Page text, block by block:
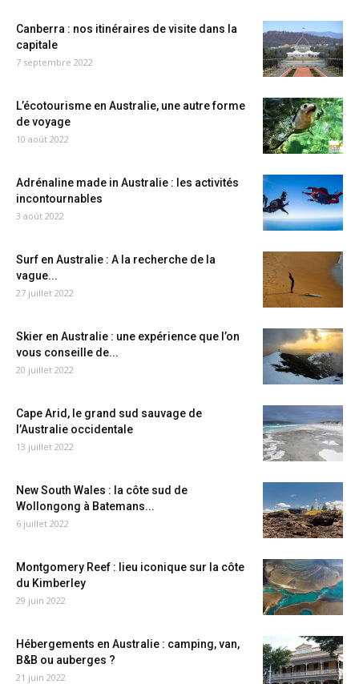
Canberra : nos itinéraires de visite dans la
capitale
7 septembre 2022
L’écotourisme en Australie, une autre forme
de voyage
10 août 2022
Adrénaline made in Australie : les activités
incontournables
3 août 2022
Surf en Australie : A la recherche de la
vague...
27 juillet 2022
Skier en Australie : une expérience que l’on
vous conseille de...
20 juillet 2022
Cape Arid, le grand sud sauvage de
l’Australie occidentale
13 juillet 2022
New South Wales : la côte sud de
Wollongong à Batemans...
6 juillet 2022
Montgomery Reef : lieu iconique sur la côte
du Kimberley
29 juin 2022
Hébergements en Australie : camping, van,
B&B ou auberges ?
21 juin 2022